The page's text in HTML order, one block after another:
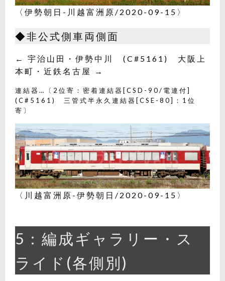
〈伊勢朝日-川越富洲原/2020-09-15〉
◆非公式側車両側面
← 宇治山田・伊勢中川 (C#5161) 大阪上
本町・近鉄名古屋 →
連結器…〔2位寄：密着連結器[CSD-90/電連付]
(C#5161) 三管式半永久連結器[CSE-80]：1位
寄〕
〈川越富洲原-伊勢朝日/2020-09-15〉
5：編成ギャラリー・ス
ライド(各側別)